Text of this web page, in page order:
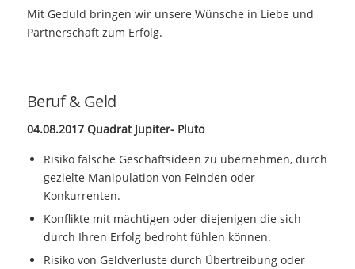
Mit Geduld bringen wir unsere Wünsche in Liebe und
Partnerschaft zum Erfolg.
Beruf & Geld
04.08.2017 Quadrat Jupiter- Pluto
Risiko falsche Geschäftsideen zu übernehmen, durch
gezielte Manipulation von Feinden oder
Konkurrenten.
Konflikte mit mächtigen oder diejenigen die sich
durch Ihren Erfolg bedroht fühlen können.
Risiko von Geldverluste durch Übertreibung oder